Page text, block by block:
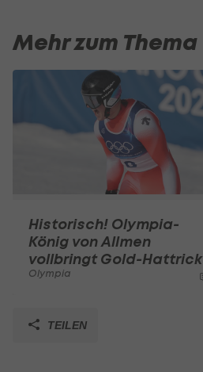
Mehr zum Thema
Historisch! Olympia-
König von Allmen
vollbringt Gold-Hattrick
Olympia
TEILEN